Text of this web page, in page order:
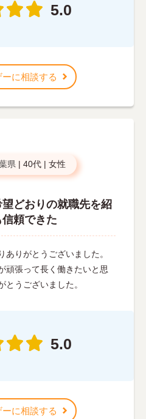
5.0
に相談する
県 | 40代 | 女性
どおりの就職先を紹
頼できた
ありがとうございました。
頑張って長く働きたいと思
とうございました。
5.0
に相談する